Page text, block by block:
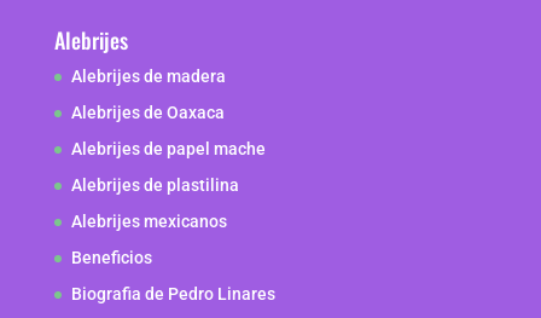
Alebrijes
Alebrijes de madera
Alebrijes de Oaxaca
Alebrijes de papel mache
Alebrijes de plastilina
Alebrijes mexicanos
Beneficios
Biografia de Pedro Linares